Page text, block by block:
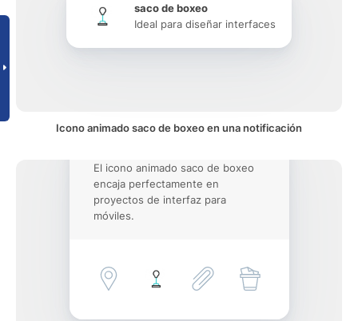
saco de boxeo
Ideal para diseñar interfaces
Icono animado saco de boxeo en una notificación
El icono animado saco de boxeo
encaja perfectamente en
proyectos de interfaz para
móviles.